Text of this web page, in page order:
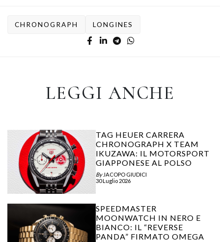
CHRONOGRAPH LONGINES
LEGGI ANCHE
TAG HEUER CARRERA
CHRONOGRAPH X TEAM
IKUZAWA: IL MOTORSPORT
GIAPPONESE AL POLSO
By JACOPO GIUDICI
30 Luglio 2026
SPEEDMASTER
MOONWATCH IN NERO E
BIANCO: IL “REVERSE
PANDA” FIRMATO OMEGA